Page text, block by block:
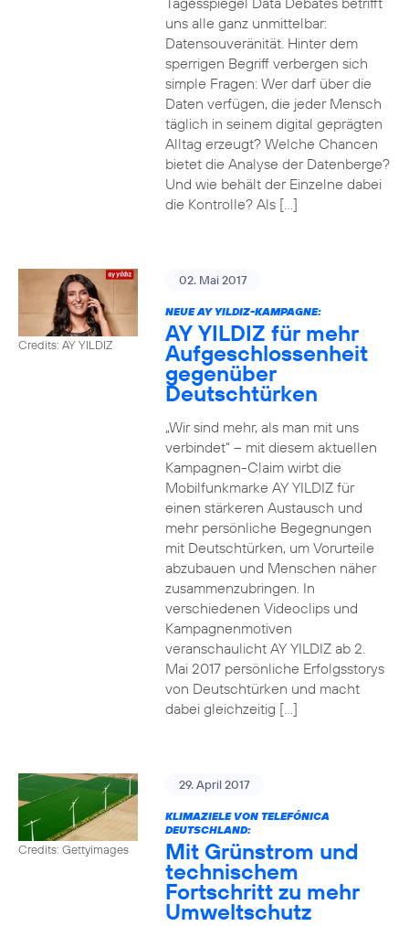
uns alle ganz unmittelbar:
Datensouveränität. Hinter dem
sperrigen Begriff verbergen sich
simple Fragen: Wer darf über die
Daten verfügen, die jeder Mensch
täglich in seinem digital geprägten
Alltag erzeugt? Welche Chancen
bietet die Analyse der Datenberge?
Und wie behält der Einzelne dabei
die Kontrolle? Als […]
Credits: AY YILDIZ
02. Mai 2017
NEUE AY YILDIZ-KAMPAGNE:
AY YILDIZ für mehr
Aufgeschlossenheit
gegenüber
Deutschtürken
„Wir sind mehr, als man mit uns
verbindet“ – mit diesem aktuellen
Kampagnen-Claim wirbt die
Mobilfunkmarke AY YILDIZ für
einen stärkeren Austausch und
mehr persönliche Begegnungen
mit Deutschtürken, um Vorurteile
abzubauen und Menschen näher
zusammenzubringen. In
verschiedenen Videoclips und
Kampagnenmotiven
veranschaulicht AY YILDIZ ab 2.
Mai 2017 persönliche Erfolgsstorys
von Deutschtürken und macht
dabei gleichzeitig […]
Credits: Gettyimages
29. April 2017
KLIMAZIELE VON TELEFÓNICA
DEUTSCHLAND:
Mit Grünstrom und
technischem
Fortschritt zu mehr
Umweltschutz